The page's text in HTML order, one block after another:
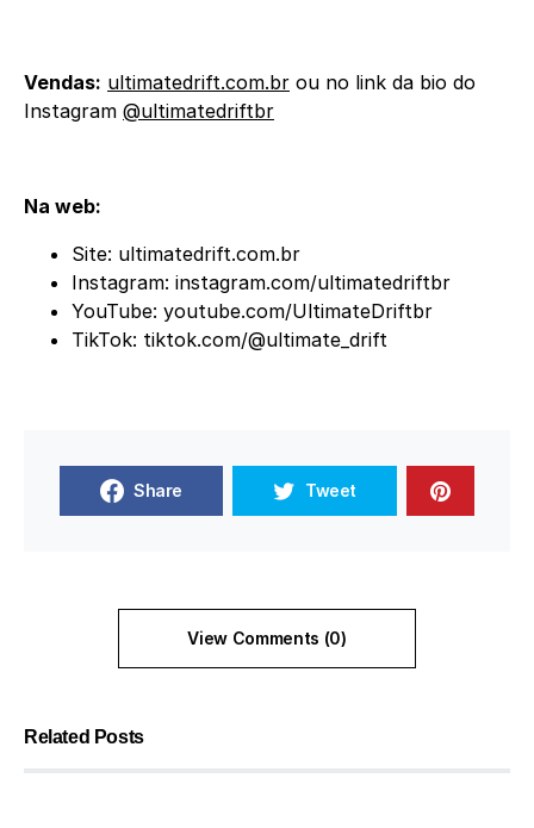
Vendas: ultimatedrift.com.br ou no link da bio do
Instagram @ultimatedriftbr
Na web:
Site: ultimatedrift.com.br
Instagram: instagram.com/ultimatedriftbr
YouTube: youtube.com/UltimateDriftbr
TikTok: tiktok.com/@ultimate_drift
Share Tweet
View Comments (0)
Related Posts